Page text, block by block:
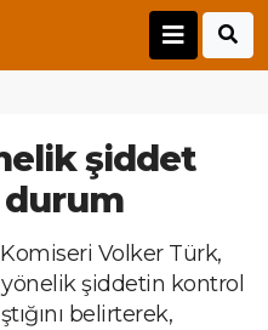
şiddet
Volker Türk,
yönelik şiddetin kontrol
belirterek,